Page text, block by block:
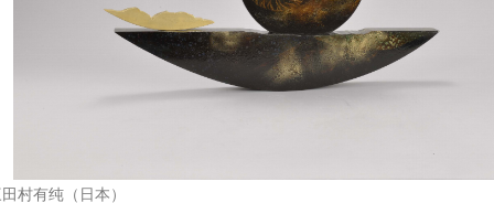
村有纯（日本）